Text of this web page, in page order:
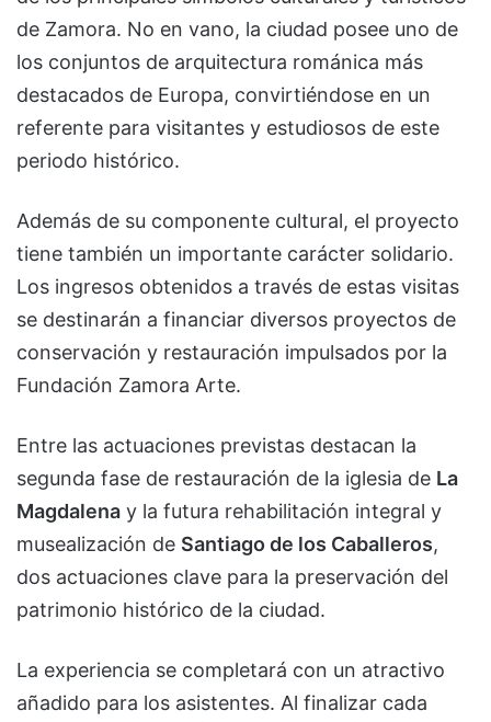
de Zamora. No en vano, la ciudad posee uno de
los conjuntos de arquitectura románica más
destacados de Europa, convirtiéndose en un
referente para visitantes y estudiosos de este
periodo histórico.
Además de su componente cultural, el proyecto
tiene también un importante carácter solidario.
Los ingresos obtenidos a través de estas visitas
se destinarán a financiar diversos proyectos de
conservación y restauración impulsados por la
Fundación Zamora Arte.
Entre las actuaciones previstas destacan la
segunda fase de restauración de la iglesia de La
Magdalena y la futura rehabilitación integral y
musealización de Santiago de los Caballeros,
dos actuaciones clave para la preservación del
patrimonio histórico de la ciudad.
La experiencia se completará con un atractivo
añadido para los asistentes. Al finalizar cada